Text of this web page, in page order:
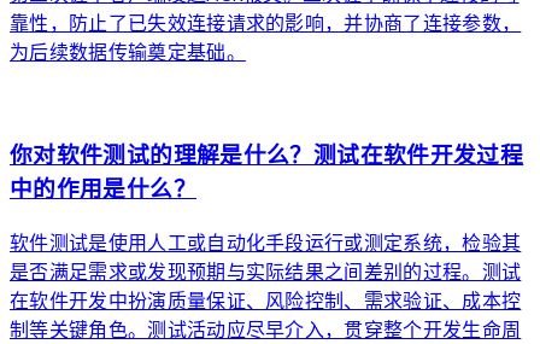
靠性，防止了已失效连接请求的影响，并协商了连接参数，
为后续数据传输奠定基础。
你对软件测试的理解是什么？测试在软件开发过程
中的作用是什么？
软件测试是使用人工或自动化手段运行或测定系统，检验其
是否满足需求或发现预期与实际结果之间差别的过程。测试
在软件开发中扮演质量保证、风险控制、需求验证、成本控
制等关键角色。测试活动应尽早介入，贯穿整个开发生命周